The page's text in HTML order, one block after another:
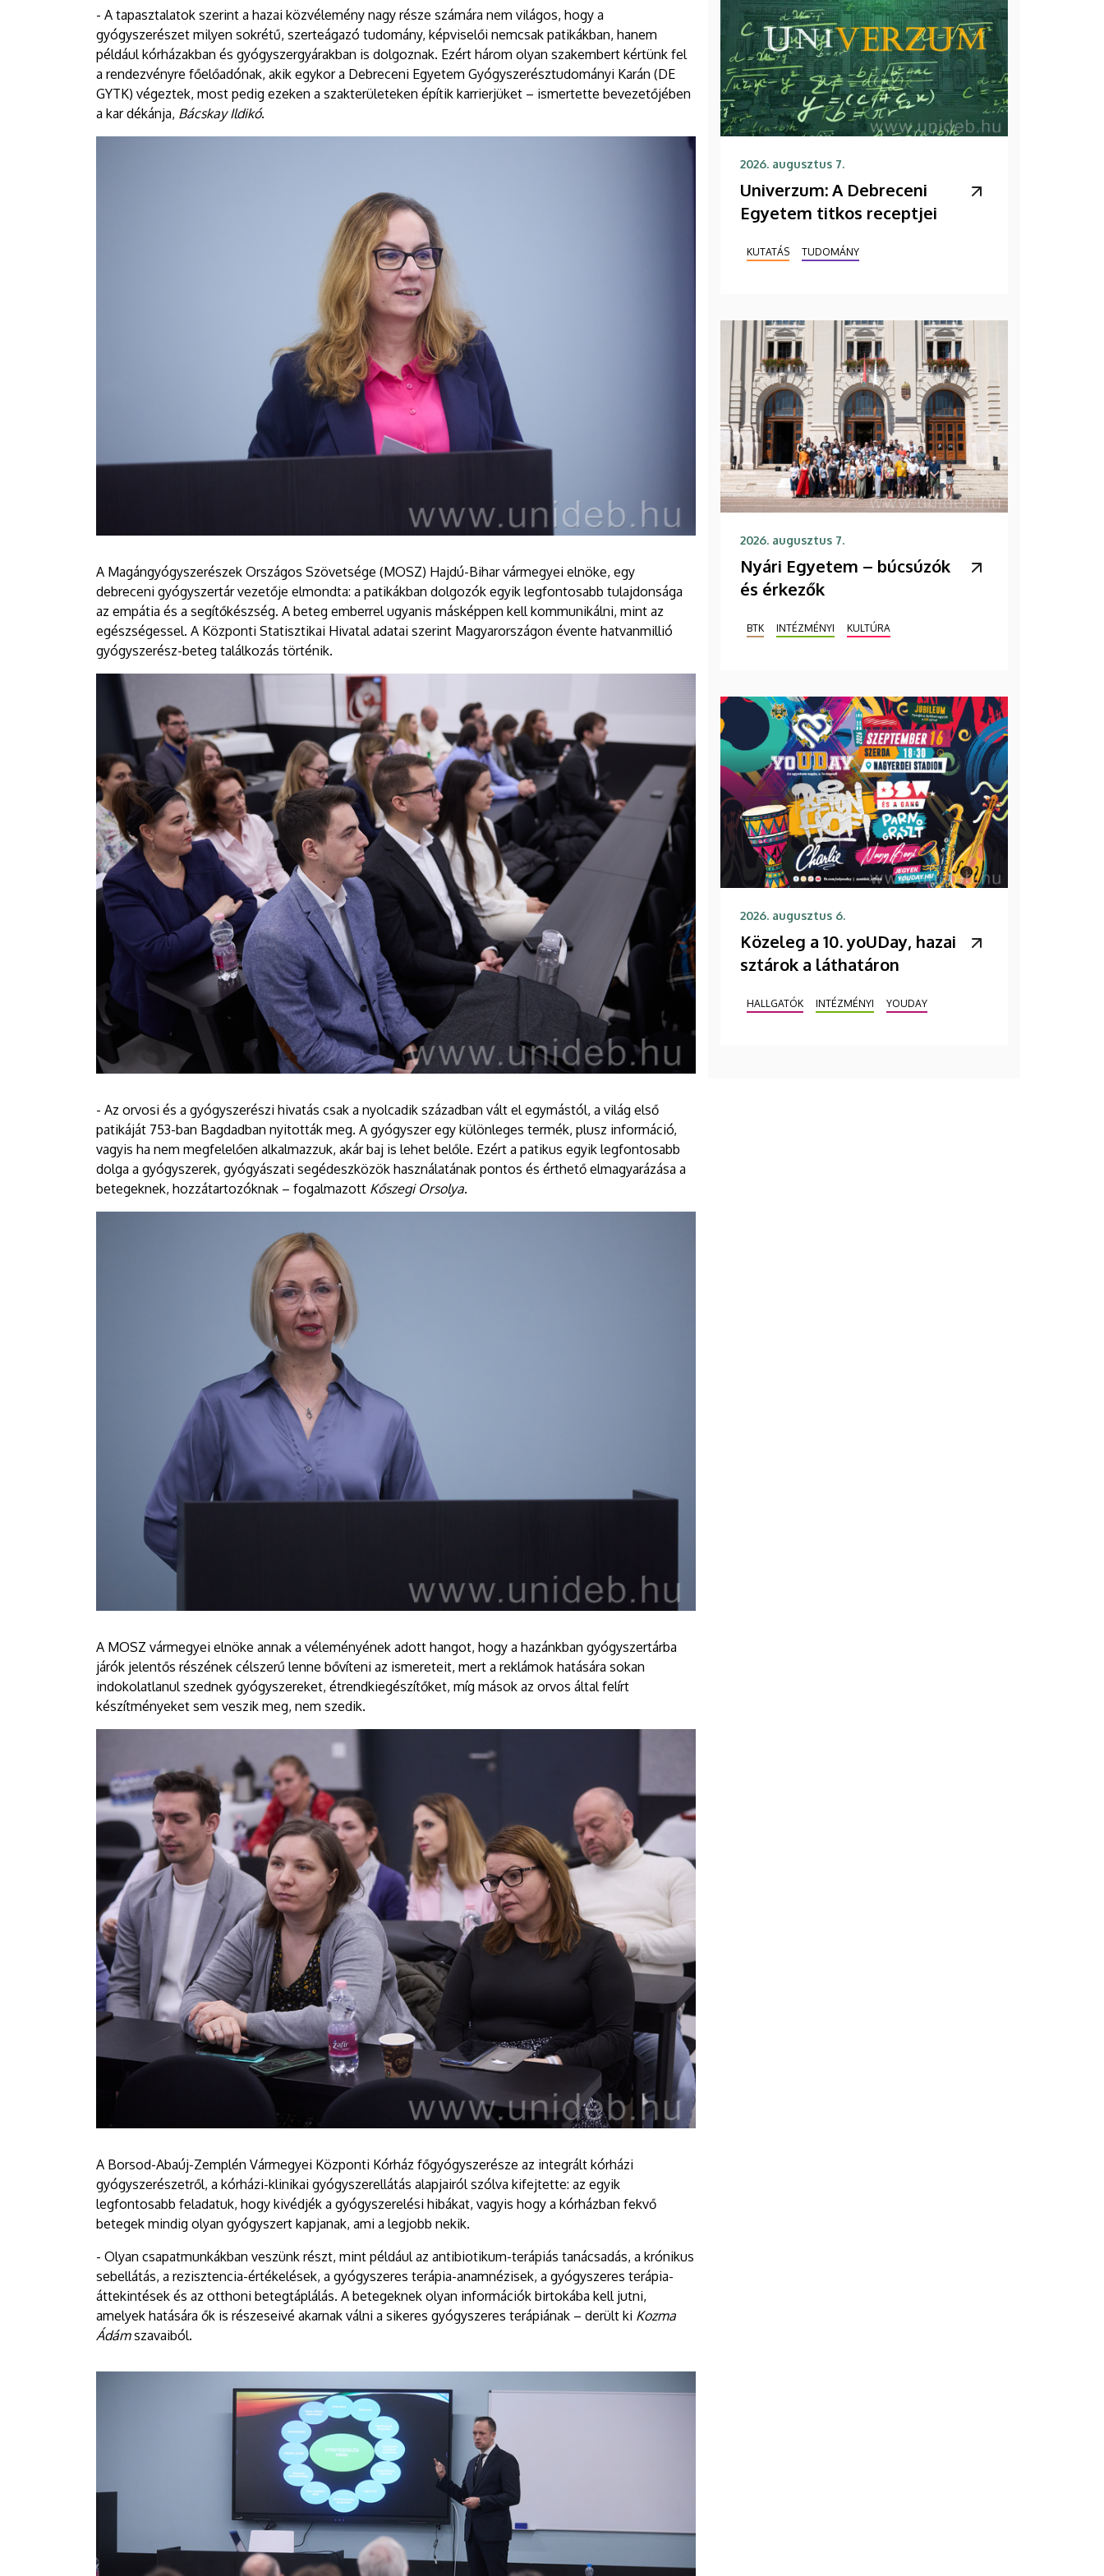
- A tapasztalatok szerint a hazai közvélemény nagy része számára nem világos, hogy a
gyógyszerészet milyen sokrétű, szerteágazó tudomány, képviselői nemcsak patikákban, hanem
például kórházakban és gyógyszergyárakban is dolgoznak. Ezért három olyan szakembert kértünk fel
a rendezvényre főelőadónak, akik egykor a Debreceni Egyetem Gyógyszerésztudományi Karán (DE
GYTK) végeztek, most pedig ezeken a szakterületeken építik karrierjüket – ismertette bevezetőjében
a kar dékánja, Bácskay Ildikó.
A Magángyógyszerészek Országos Szövetsége (MOSZ) Hajdú-Bihar vármegyei elnöke, egy
debreceni gyógyszertár vezetője elmondta: a patikákban dolgozók egyik legfontosabb tulajdonsága
az empátia és a segítőkészség. A beteg emberrel ugyanis másképpen kell kommunikálni, mint az
egészségessel. A Központi Statisztikai Hivatal adatai szerint Magyarországon évente hatvanmillió
gyógyszerész-beteg találkozás történik.
- Az orvosi és a gyógyszerészi hivatás csak a nyolcadik században vált el egymástól, a világ első
patikáját 753-ban Bagdadban nyitották meg. A gyógyszer egy különleges termék, plusz információ,
vagyis ha nem megfelelően alkalmazzuk, akár baj is lehet belőle. Ezért a patikus egyik legfontosabb
dolga a gyógyszerek, gyógyászati segédeszközök használatának pontos és érthető elmagyarázása a
betegeknek, hozzátartozóknak – fogalmazott Kőszegi Orsolya.
A MOSZ vármegyei elnöke annak a véleményének adott hangot, hogy a hazánkban gyógyszertárba
járók jelentős részének célszerű lenne bővíteni az ismereteit, mert a reklámok hatására sokan
indokolatlanul szednek gyógyszereket, étrendkiegészítőket, míg mások az orvos által felírt
készítményeket sem veszik meg, nem szedik.
A Borsod-Abaúj-Zemplén Vármegyei Központi Kórház főgyógyszerésze az integrált kórházi
gyógyszerészetről, a kórházi-klinikai gyógyszerellátás alapjairól szólva kifejtette: az egyik
legfontosabb feladatuk, hogy kivédjék a gyógyszerelési hibákat, vagyis hogy a kórházban fekvő
betegek mindig olyan gyógyszert kapjanak, ami a legjobb nekik.
- Olyan csapatmunkákban veszünk részt, mint például az antibiotikum-terápiás tanácsadás, a krónikus
sebellátás, a rezisztencia-értékelések, a gyógyszeres terápia-anamnézisek, a gyógyszeres terápia-
áttekintések és az otthoni betegtáplálás. A betegeknek olyan információk birtokába kell jutni,
amelyek hatására ők is részeseivé akarnak válni a sikeres gyógyszeres terápiának – derült ki Kozma
Ádámszavaiból.
2026. augusztus 7.
Univerzum: A Debreceni
Egyetem titkos receptjei
KUTATÁS TUDOMÁNY
2026. augusztus 7.
Nyári Egyetem – búcsúzók
és érkezők
BTK INTÉZMÉNYI KULTÚRA
2026. augusztus 6.
Közeleg a 10. yoUDay, hazai
sztárok a láthatáron
HALLGATÓK INTÉZMÉNYI YOUDAY